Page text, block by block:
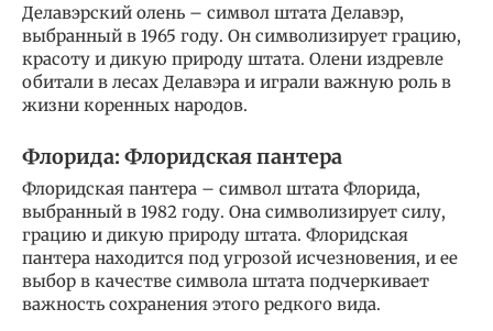
Делавэрский олень – символ штата Делавэр,
выбранный в 1965 году. Он символизирует грацию,
красоту и дикую природу штата. Олени издревле
обитали в лесах Делавэра и играли важную роль в
жизни коренных народов.
Флорида: Флоридская пантера
Флоридская пантера – символ штата Флорида,
выбранный в 1982 году. Она символизирует силу,
грацию и дикую природу штата. Флоридская
пантера находится под угрозой исчезновения, и ее
выбор в качестве символа штата подчеркивает
важность сохранения этого редкого вида.